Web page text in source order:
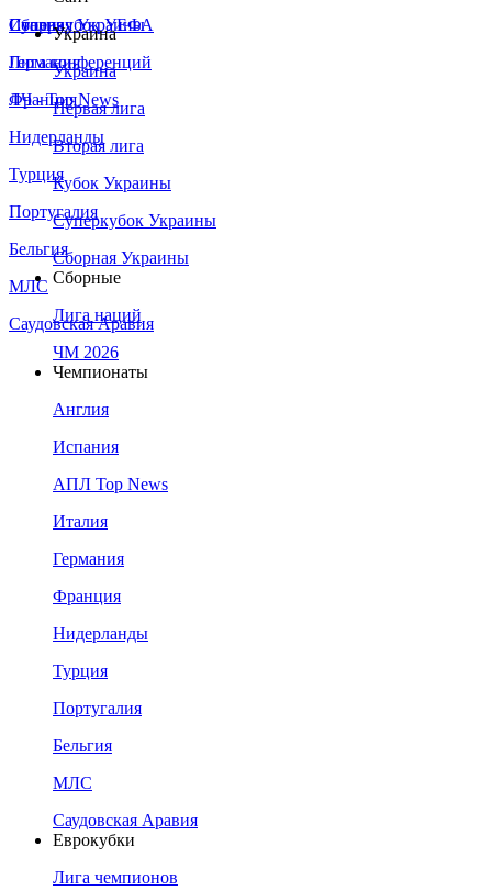
Сборная Украины
Италия
Германия
Франция
Нидерланды
Турция
Португалия
Бельгия
МЛС
Саудовская Аравия
Суперкубок УЕФА
Лига конференций
ЛЧ - Top News
Украина
Украина
Первая лига
Вторая лига
Кубок Украины
Суперкубок Украины
Сборная Украины
Сборные
Лига наций
ЧМ 2026
Чемпионаты
Англия
Испания
АПЛ Top News
Италия
Германия
Франция
Нидерланды
Турция
Португалия
Бельгия
МЛС
Саудовская Аравия
Еврокубки
Лига чемпионов